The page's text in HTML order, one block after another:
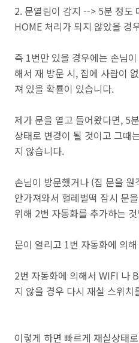
2. 문열림이 감지 --> 5분 정도
HOME 처리가 되지 않았을 경
즉 1번만 있을 경우에는 손님
해서 재 방문 시, 집에 사람이
져 있을 확률이 있습니다.
제가 문을 열고 들어왔다면, 5
상태로 변경이 될 것이고 그때
지 않습니다.
손님이 방문했거나 (집 문을
안가져와서 헐레벌떡 잠시 문
위해 2번 자동화를 추가하는
문이 열리고 1번 자동화에 의
2번 자동화에 의해서 WIFI 나
지 않을 경우 다시 재실 스위
이렇게 하면 빠르게 재실상태